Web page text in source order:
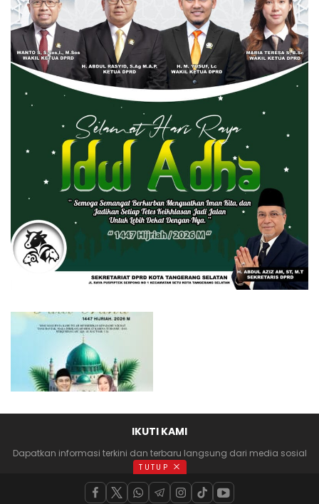
IKUTI KAMI
Dapatkan informasi terkini dan terbaru langsung dari media sosial
anda
TUTUP